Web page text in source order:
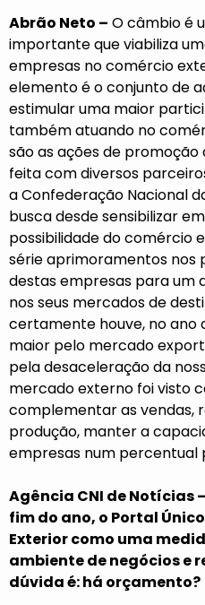
Abrão Neto – O câmbio é
importante que viabiliza
empresas no comércio
elemento é o conjunto de
estimular uma maior
também atuando no
são as ações de
feita com diversos
aConfederação Nacional
busca desde sensibilizar
possibilidade do comércio
série aprimoramentos nos
destas empresas para um
nos seus mercados de
certamente houve, no ano
maior pelo mercado
pela desaceleração da
mercado externo foi visto
complementar as vendas,
produção, manter a
empresas num percentual
Agência CNI de Notícias
fim do ano, o Portal
Exteriorcomo uma
ambiente de negócios e
dúvida é: há orçamento?